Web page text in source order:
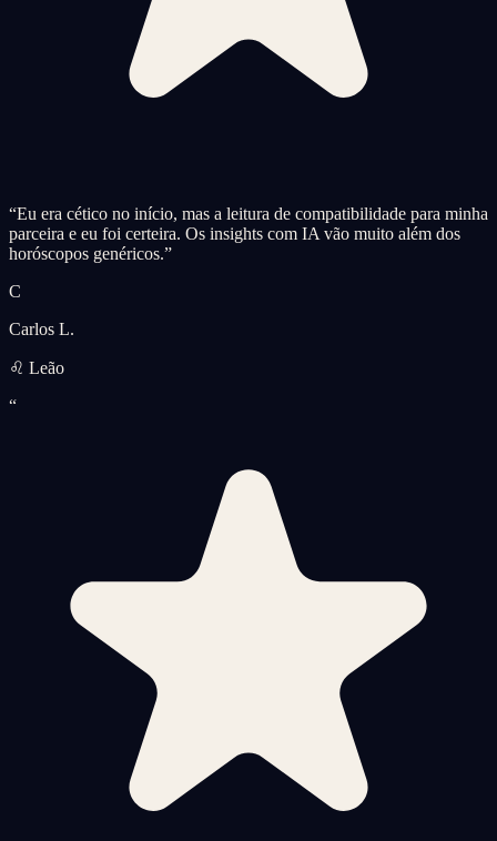
“Eu era cético no início, mas a leitura de compatibilidade para minha
parceira e eu foi certeira. Os insights com IA vão muito além dos
horóscopos genéricos.”
C
Carlos L.
♌ Leão
“